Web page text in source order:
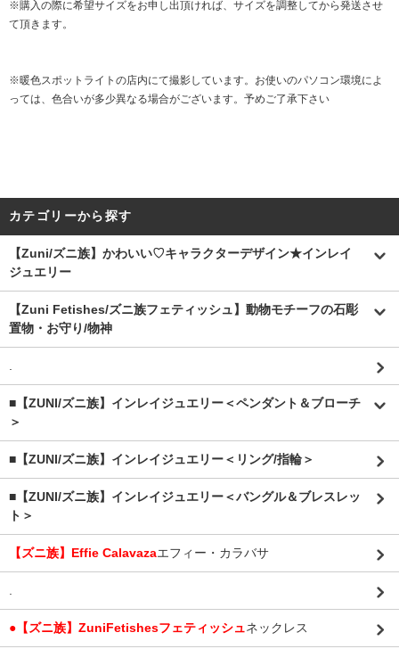
※購入の際に希望サイズをお申し出頂ければ、サイズを調整してから発送させ
て頂きます。
※暖色スポットライトの店内にて撮影しています。お使いのパソコン環境によ
っては、色合いが多少異なる場合がございます。予めご了承下さい
カテゴリーから探す
【Zuni/ズニ族】かわいい♡キャラクターデザイン★インレイ
ジュエリー
【Zuni Fetishes/ズニ族フェティッシュ】動物モチーフの石彫
置物・お守り/物神
.
■【ZUNI/ズニ族】インレイジュエリー＜ペンダント＆ブローチ
＞
■【ZUNI/ズニ族】インレイジュエリー＜リング/指輪＞
■【ZUNI/ズニ族】インレイジュエリー＜バングル＆ブレスレッ
ト＞
【ズニ族】Effie Calavazaエフィー・カラバサ
.
●【ズニ族】ZuniFetishesフェティッシュネックレス